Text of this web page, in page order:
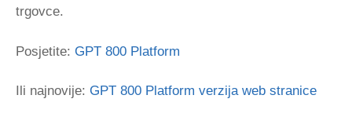
trgovce.
Posjetite: GPT 800 Platform
Ili najnovije: GPT 800 Platform verzija web stranice